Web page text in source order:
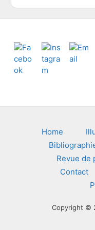
s
Footer
Home
Revue de
Contact
Copyright ©